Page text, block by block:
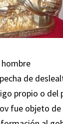
de
propio o del
fue objeto de